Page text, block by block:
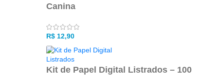
Canina
R$12,90
Kit de Papel Digital Listrados – 100